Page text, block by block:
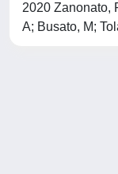
2020 Zanonato,
A; Busato, M;